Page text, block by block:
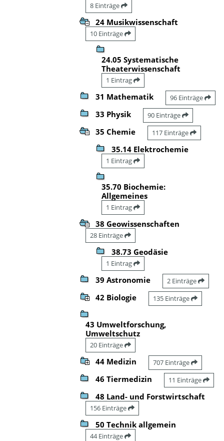
8 Einträge
24 Musikwissenschaft
10 Einträge
24.05 Systematische
Theaterwissenschaft
1 Eintrag
31 Mathematik 96 Einträge
33 Physik 90 Einträge
35 Chemie 117 Einträge
35.14 Elektrochemie
1 Eintrag
35.70 Biochemie:
Allgemeines
1 Eintrag
38 Geowissenschaften
28 Einträge
38.73 Geodäsie
1 Eintrag
39 Astronomie 2 Einträge
42 Biologie 135 Einträge
43 Umweltforschung,
Umweltschutz
20 Einträge
44 Medizin 707 Einträge
46 Tiermedizin 11 Einträge
48 Land- und Forstwirtschaft
156 Einträge
50 Technik allgemein
44 Einträge